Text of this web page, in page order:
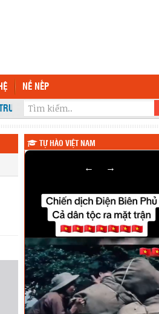
NỀ NẾP
THPT KRÔNG ANA
TỰ HÀO VIỆT NAM
← →